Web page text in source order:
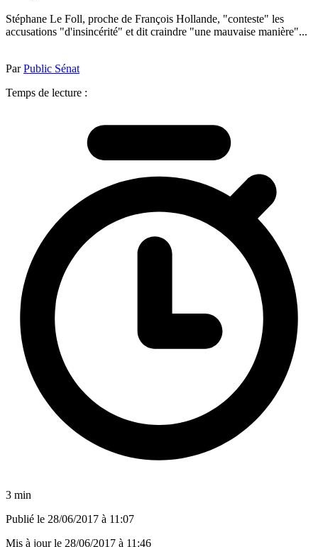
Stéphane Le Foll, proche de François Hollande, "conteste" les
accusations "d'insincérité" et dit craindre "une mauvaise manière"...
ParPublic Sénat
Temps de lecture :
3 min
Publié le 28/06/2017 à 11:07
Mis à jour le 28/06/2017 à 11:46